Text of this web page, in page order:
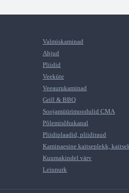
Valmiskaminad
Ahjud
Pliidid
Veeküte
Veeaurukaminad
Grill & BBQ
Soojamüürimoodulid CMA
Põlemisõhukanal
Pliidiplaadid, pliidiraud
Kaminaesine kaitseplekk,
Kuumakindel värv
Leiunurk